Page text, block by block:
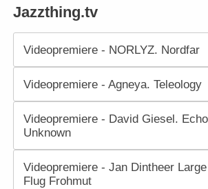
Jazzthing.tv
Videopremiere - NORLYZ. Nordfar
Videopremiere - Agneya. Teleology
Videopremiere - David Giesel.
Unknown
Videopremiere - Jan Dintheer
Flug Frohmut